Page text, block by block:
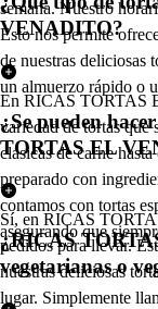
semana. Nuestro
Esto nos permite
de nuestras deliciosas
un almuerzo rápido o
VENADITO?
En RICAS TORTAS
variedad de tortas que
clásicas de carne
preparado con
contamos con tortas
asegurando que
¿Se pueden
TORTAS EL
Sí, en RICAS
pedidos para llevar.
nuestras deliciosas
lugar. Simplemente
¿RICAS
vegetarianas o